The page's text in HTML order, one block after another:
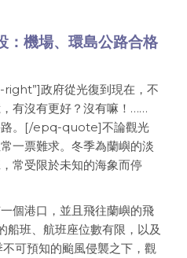
：機場、環島公路合格
政府從光復到現在，不
有沒有更好？沒有嘛！……
路。[/epq-quote]不論觀光
一票難求。冬季為蘭嶼的淡
常受限於未知的海象而停
個港口，並且飛往蘭嶼的飛
船班、航班座位數有限，以及
可預知的颱風侵襲之下，觀